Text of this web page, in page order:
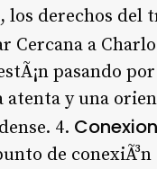
los derechos del
Cercana a
pasando
y una
4.
de